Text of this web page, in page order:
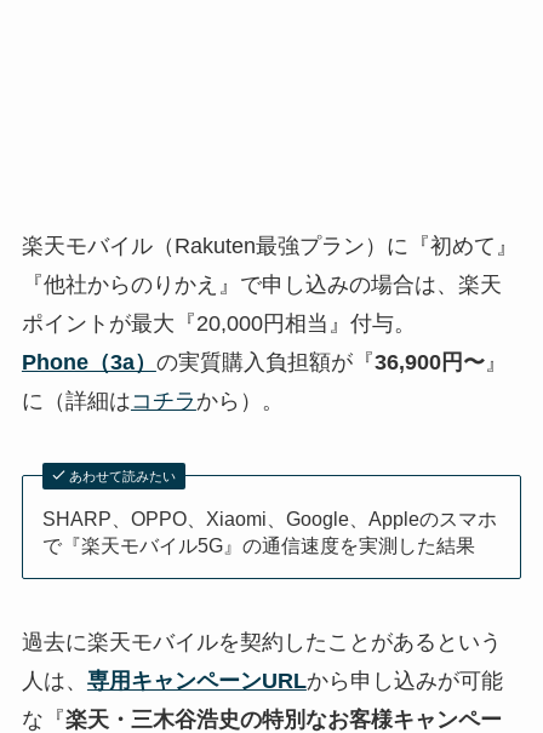
楽天モバイル（Rakuten最強プラン）に『初めて』
『他社からのりかえ』で申し込みの場合は、楽天
ポイントが最大『20,000円相当』付与。
Phone（3a） の実質購入負担額が『36,900円〜』
に（詳細はコチラ から）。
あわせて読みたい
SHARP、OPPO、Xiaomi、Google、Appleのスマホ
で『楽天モバイル5G』の通信速度を実測した結果
過去に楽天モバイルを契約したことがあるという
人は、 専用キャンペーンURLから申し込みが可能
な『楽天・三木谷浩史の特別なお客様キャンペー